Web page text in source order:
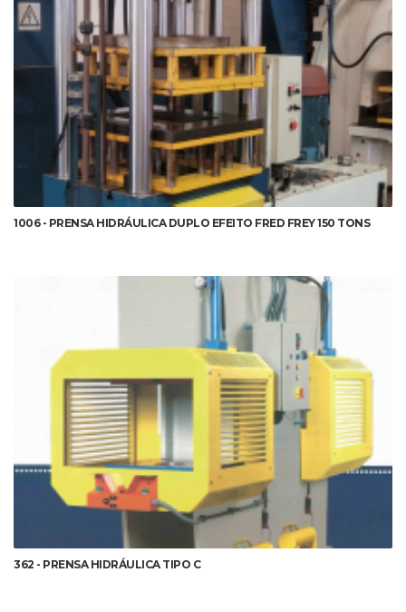
DETALHES
1006 - PRENSA HIDRÁULICA DUPLO EFEITO FRED FREY 150 TONS
DETALHES
362 - PRENSA HIDRÁULICA TIPO C